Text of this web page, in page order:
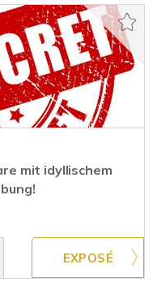
mit idyllischem